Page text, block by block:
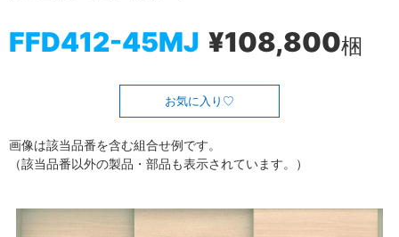
FFD412-45MJ ¥108,800梱
お気に入り
画像は該当品番を含む組合せ例です。
（該当品番以外の製品・部品も表示されています。）